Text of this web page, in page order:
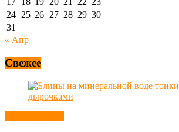
24 25 26 27 28 29 30
31
« Апр
Свежее